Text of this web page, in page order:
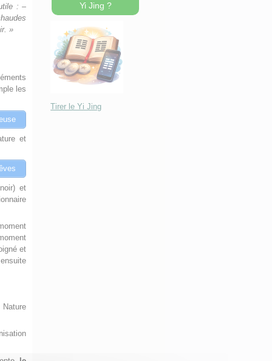
: –
»
les
et
et
et
Yi Jing ?
Tirer le Yi Jing